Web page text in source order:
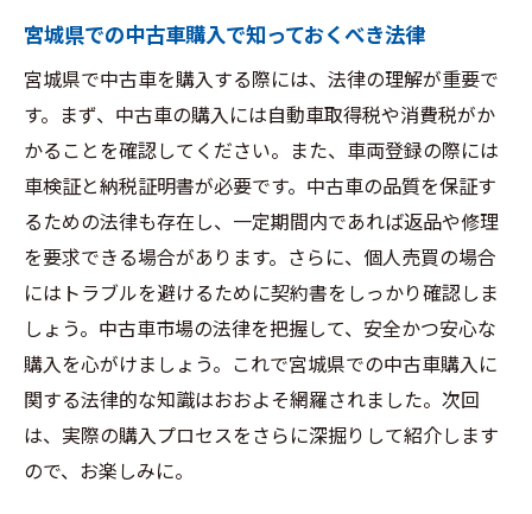
中古車購入における地元の消費者保護制度
購入後に役立つ地域の整備施設情報
中古車選びで宮城県が人気の理由とその魅力を
探る
地域での中古車選びが人気の理由
宮城県ならではの魅力的な車種の紹介
地元ならではの魅力的なサービスを発見
中古車購入で得られる地域特典を活用する
宮城県での車文化とその影響
宮城県中古車市場の未来展望
理想の中古車を宮城県で見つけるための最重要
チェックリスト
宮城県での中古車購入で知っておくべき法律
宮城県で中古車を購入する際には、法律の理解が重要で
す。まず、中古車の購入には自動車取得税や消費税がか
かることを確認してください。また、車両登録の際には
車検証と納税証明書が必要です。中古車の品質を保証す
るための法律も存在し、一定期間内であれば返品や修理
を要求できる場合があります。さらに、個人売買の場合
にはトラブルを避けるために契約書をしっかり確認しま
しょう。中古車市場の法律を把握して、安全かつ安心な
購入を心がけましょう。これで宮城県での中古車購入に
関する法律的な知識はおおよそ網羅されました。次回
は、実際の購入プロセスをさらに深掘りして紹介します
ので、お楽しみに。